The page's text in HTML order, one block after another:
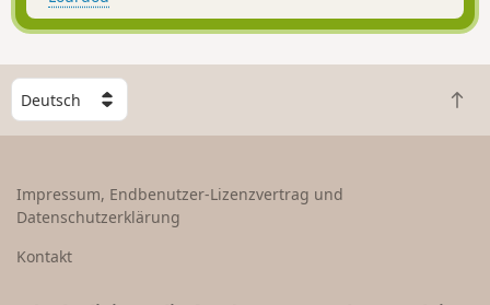
W
ä
h
e
n
Z
u
Impressum, Endbenutzer-Lizenzvertrag und
Datenschutzerklärung
Kontakt